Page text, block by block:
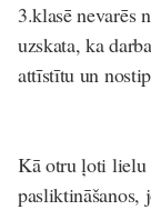
3.klasē nevarēs
uzskata, ka
attīstītu un
Kā otru ļoti lielu
pasliktināšanos,